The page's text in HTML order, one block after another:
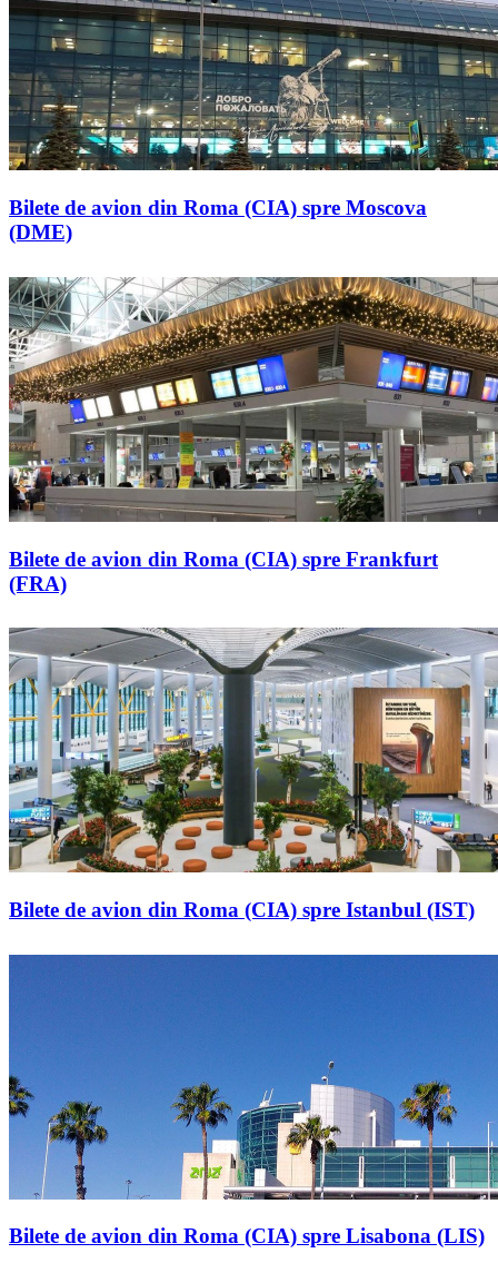
Bilete de avion din Roma (CIA) spre Moscova
(DME)
Bilete de avion din Roma (CIA) spre Frankfurt
(FRA)
Bilete de avion din Roma (CIA) spre Istanbul (IST)
Bilete de avion din Roma (CIA) spre Lisabona (LIS)